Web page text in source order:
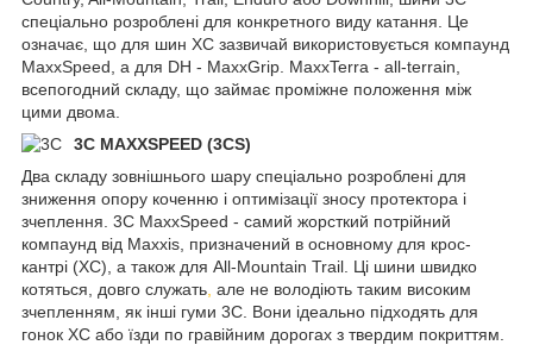
спеціально розроблені для конкретного виду катання. Це
означає, що для шин XC зазвичай використовується компаунд
MaxxSpeed, а для DH - MaxxGrip. MaxxTerra - all-terrain,
всепогодний складу, що займає проміжне положення між
цими двома.
3C MAXXSPEED (3CS)
Два складу зовнішнього шару спеціально розроблені для
зниження опору коченню і оптимізації зносу протектора і
зчеплення. 3C MaxxSpeed - самий жорсткий потрійний
компаунд від Maxxis, призначений в основному для крос-
кантрі (XC), а також для All-Mountain Trail. Ці шини швидко
котяться, довго служать, але не володіють таким високим
зчепленням, як інші гуми 3C. Вони ідеально підходять для
гонок XC або їзди по гравійним дорогах з твердим покриттям.